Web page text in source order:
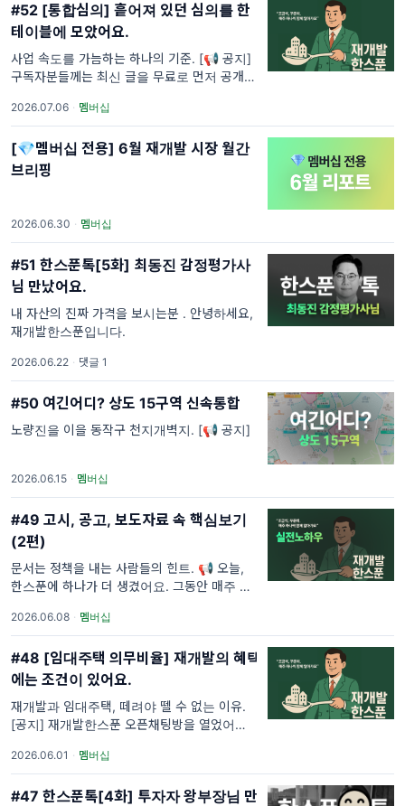
#52 [통합심의] 흩어져 있던 심의를 한
테이블에 모았어요.
사업 속도를 가늠하는 하나의 기준. [📢 공지]
구독자분들께는 최신 글을 무료로 먼저 공개합
되니 필요한 글은 미리 확인해 주세요. 멤버십
정신 오픈하였어요:) 많은 관심
2026.07.06 · 멤버십
[💎멤버십 전용] 6월 재개발 시장 월간
브리핑
2026.06.30 · 멤버십
#51 한스푼톡[5화] 최동진 감정평가사
님 만났어요.
내 자산의 진짜 가격을 보시는분 . 안녕하세요,
재개발한스푼입니다.
2026.06.22 · 댓글 1
#50 여긴어디? 상도 15구역 신속통합
노량진을 이을 동작구 천지개벽지. [📢 공지]
2026.06.15 · 멤버십
#49 고시, 공고, 보도자료 속 핵심보기
(2편)
문서는 정책을 내는 사람들의 힌트. 📢 오늘,
한스푼에 하나가 더 생겼어요. 그동안 매주 무
니다. 다만 뉴스를 넘어 판단까지 챙기고 싶은
분들을 위해 멤버십을 열었어요.
2026.06.08 · 멤버십
#48 [임대주택 의무비율] 재개발의 혜택
에는 조건이 있어요.
재개발과 임대주택, 떼려야 뗄 수 없는 이유.
[공지] 재개발한스푼 오픈채팅방을 열었어요!
입니다. 🎁 오픈 기념 체크리스트 무료 배포 화
요일 오전 9시 발송 예정! 그전에 입장해주
2026.06.01 · 멤버십
#47 한스푼톡[4화] 투자자 왕부장님 만